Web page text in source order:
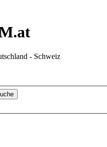
- Schweiz